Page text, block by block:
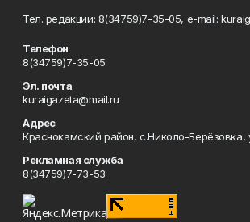
Тел. редакции: 8(34759)7-35-05, e-mail:
Телефон
8(34759)7-35-05
Эл. почта
kuraigazeta@mail.ru
Адрес
Краснокамский район, с.Николо-Берёзовка,
Рекламная служба
8(34759)7-73-53